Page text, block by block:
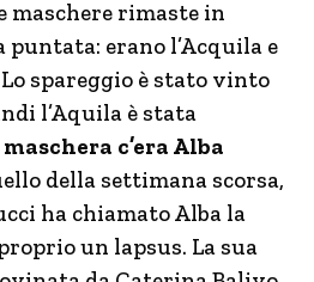
maschere rimaste in
puntata: erano l’Acquila e
spareggio è stato vinto
l’Aquila è stata
c’era Alba
della settimana scorsa,
ha chiamato Alba la
un lapsus. La sua